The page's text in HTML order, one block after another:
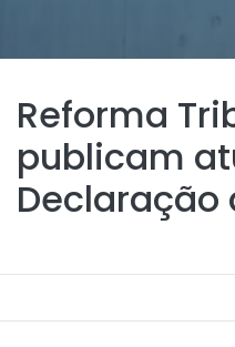
Reforma
publicam
Declaração